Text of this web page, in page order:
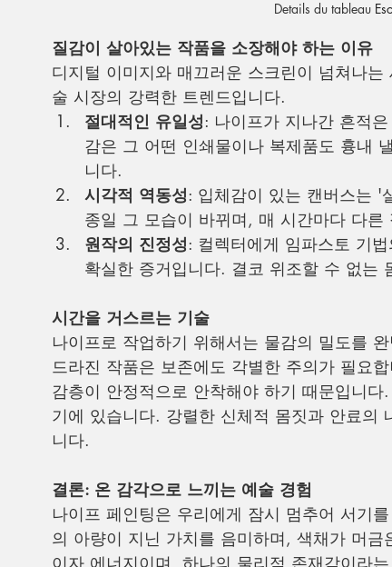
Details du tableau
질감이 살아있는 작품을 소장해야 하는 이유
디지털 이미지와 매끄러운 스크린이 넘쳐나
술 시장의 강력한 트렌드입니다.
절대적인 유일성: 나이프가 지나간 흔적
감은 그 어떤 인쇄물이나 복제품도 흉내
니다.
시각적 역동성: 입체감이 있는 캔버스는 '
종일 그 모습이 바뀌며, 매 시간마다 다른
원작의 진정성: 컬렉터에게 임파스토 기
확실한 증거입니다. 결코 위조할 수 없는
시간을 거스르는 기술
나이프로 작업하기 위해서는 물감의 밀도를
드라진 작품은 보존에도 각별한 주의가 필요
감층이 안정적으로 안착해야 하기 때문입니
기에 있습니다. 강렬한 신체적 몸짓과 안료의
니다.
결론: 온 감각으로 느끼는 예술 경험
나이프 페인팅은 우리에게 잠시 멈추어 서기
의 아량이 지닌 가치를 음미하며, 색채가 머
이자 에너지이며, 하나의 물리적 존재감이라